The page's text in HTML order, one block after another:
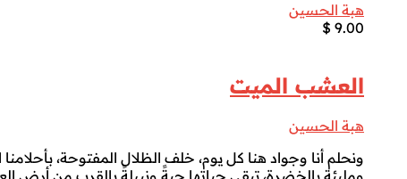
هبة الحسين
$ 9.00
العشب الميت
هبة الحسين
ونحلم أنا وجواد هنا كل يوم، خلف الظلال المفتوحة،
ومليئة بالخضرة، تبقى حياتها حيةً ونبيلةً بالقرب من أرض